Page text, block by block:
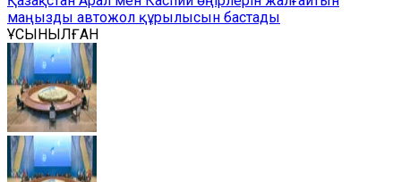
маңызды автожол құрылысын бастады
ҰСЫНЫЛҒАН